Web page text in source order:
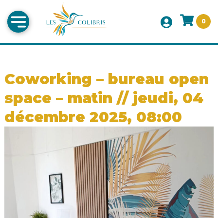
0
Coworking – bureau open
space – matin // jeudi, 04
décembre 2025, 08:00